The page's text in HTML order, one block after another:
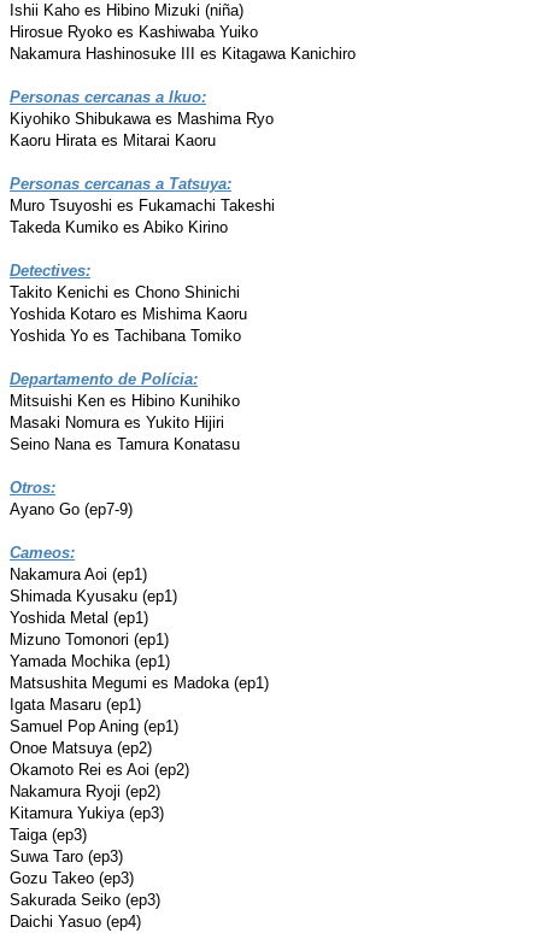
Ishii Kaho es Hibino Mizuki (niña)
Hirosue Ryoko es Kashiwaba Yuiko
Nakamura Hashinosuke III es Kitagawa Kanichiro
Personas cercanas a Ikuo:
Kiyohiko Shibukawa es Mashima Ryo
Kaoru Hirata es Mitarai Kaoru
Personas cercanas a Tatsuya:
Muro Tsuyoshi es Fukamachi Takeshi
Takeda Kumiko es Abiko Kirino
Detectives:
Takito Kenichi es Chono Shinichi
Yoshida Kotaro es Mishima Kaoru
Yoshida Yo es Tachibana Tomiko
Departamento de Polícia:
Mitsuishi Ken es Hibino Kunihiko
Masaki Nomura es Yukito Hijiri
Seino Nana es Tamura Konatasu
Otros:
Ayano Go (ep7-9)
Cameos:
Nakamura Aoi (ep1)
Shimada Kyusaku (ep1)
Yoshida Metal (ep1)
Mizuno Tomonori (ep1)
Yamada Mochika (ep1)
Matsushita Megumi es Madoka (ep1)
Igata Masaru (ep1)
Samuel Pop Aning (ep1)
Onoe Matsuya (ep2)
Okamoto Rei es Aoi (ep2)
Nakamura Ryoji (ep2)
Kitamura Yukiya (ep3)
Taiga (ep3)
Suwa Taro (ep3)
Gozu Takeo (ep3)
Sakurada Seiko (ep3)
Daichi Yasuo (ep4)